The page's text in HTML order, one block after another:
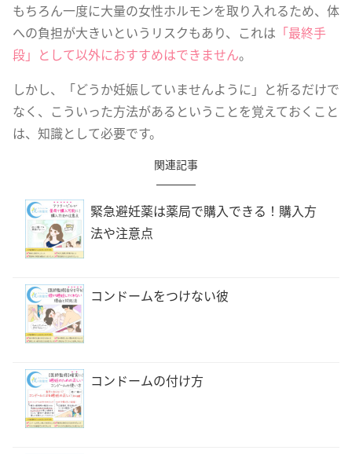
もちろん一度に大量の女性ホルモンを取り入れるため、体
への負担が大きいというリスクもあり、これは 「最終手
段」として以外におすすめはできません。
しかし、「どうか妊娠していませんように」と祈るだけで
なく、こういった方法があるということを覚えておくこと
は、知識として必要です。
関連記事
緊急避妊薬は薬局で購入できる！購入方
法や注意点
コンドームをつけない彼
コンドームの付け方